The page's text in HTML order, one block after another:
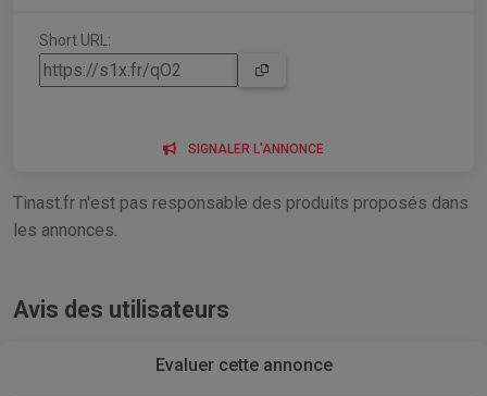
Short URL:
SIGNALER L'ANNONCE
Tinast.fr n'est pas responsable des produits proposés dans
les annonces.
Avis des utilisateurs
Evaluer cette annonce